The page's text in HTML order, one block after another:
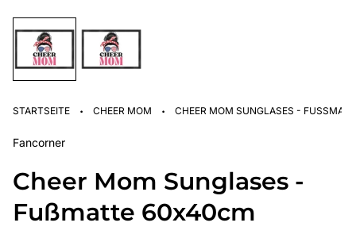
STARTSEITE · CHEER MOM · CHEER MOM SUNGLASES -
Fancorner
Cheer Mom Sunglases -
Fußmatte 60x40cm